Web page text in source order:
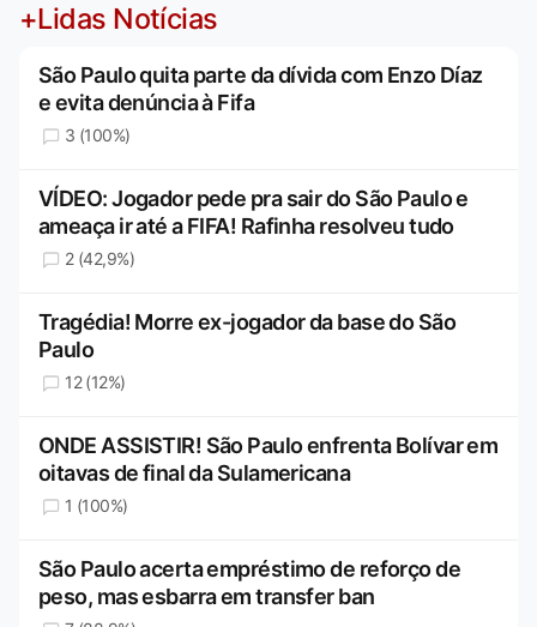
+Lidas Notícias
São Paulo quita parte da dívida com Enzo Díaz
e evita denúncia à Fifa
3 (100%)
VÍDEO: Jogador pede pra sair do São Paulo e
ameaça ir até a FIFA! Rafinha resolveu tudo
2 (42,9%)
Tragédia! Morre ex-jogador da base do São
Paulo
12 (12%)
ONDE ASSISTIR! São Paulo enfrenta Bolívar em
oitavas de final da Sulamericana
1 (100%)
São Paulo acerta empréstimo de reforço de
peso, mas esbarra em transfer ban